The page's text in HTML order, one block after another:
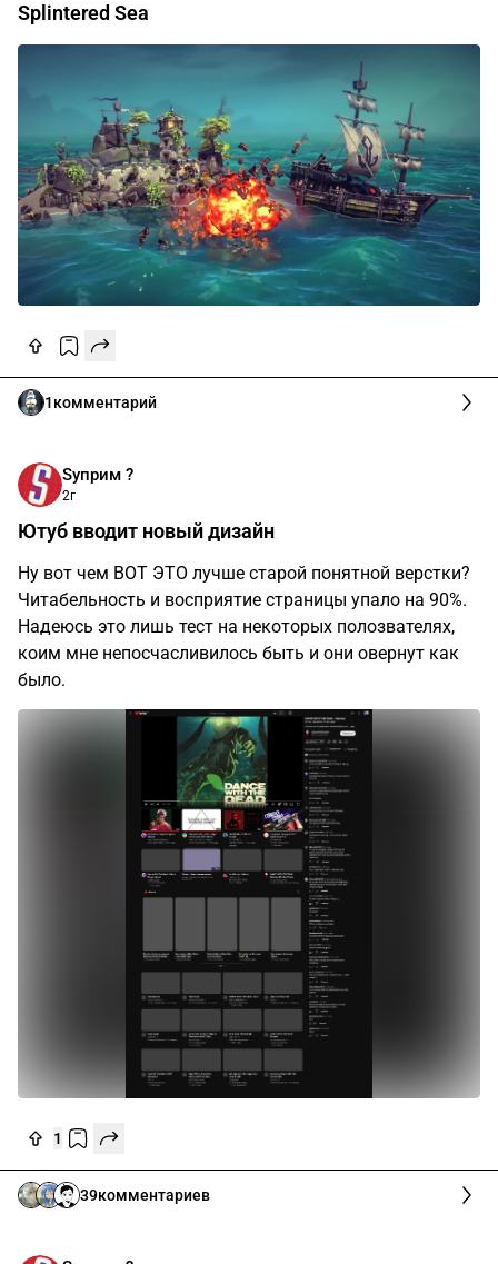
Splintered Sea
1комментарий
Sуприм ?
2г
Ютуб вводит новый дизайн
Ну вот чем ВОТ ЭТО лучше старой понятной верстки?
Читабельность и восприятие страницы упало на 90%.
Надеюсь это лишь тест на некоторых полозвателях,
коим мне непосчасливилось быть и они овернут как
было.
1
39комментариев